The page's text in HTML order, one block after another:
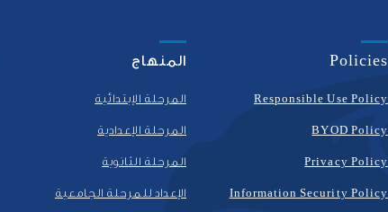
Policies
Responsible Use Policy
BYOD Policy
Privacy Policy
Information Security Policy
المنهاج
المرحلة الإبتدائية
المرحلة الإعدادية
المرحلة الثانوية
الإعداد للمرحلة الجامعية